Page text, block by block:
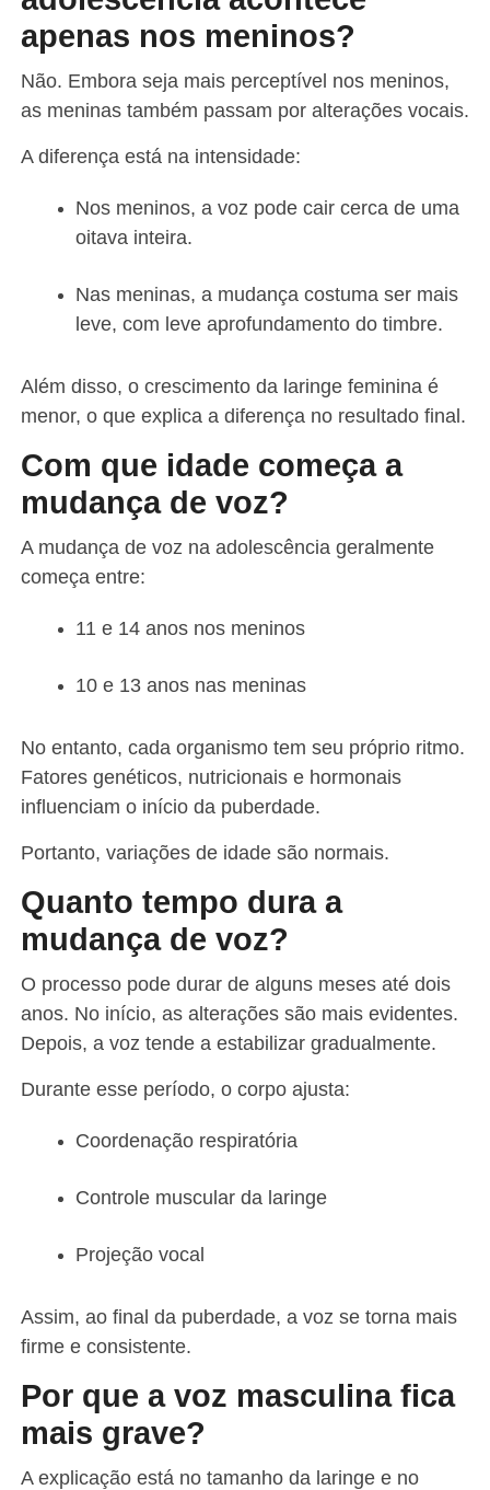
apenas nos meninos?
Não. Embora seja mais perceptível nos meninos,
as meninas também passam por alterações vocais.
A diferença está na intensidade:
Nos meninos, a voz pode cair cerca de uma
oitava inteira.
Nas meninas, a mudança costuma ser mais
leve, com leve aprofundamento do timbre.
Além disso, o crescimento da laringe feminina é
menor, o que explica a diferença no resultado final.
Com que idade começa a
mudança de voz?
A mudança de voz na adolescência geralmente
começa entre:
11 e 14 anos nos meninos
10 e 13 anos nas meninas
No entanto, cada organismo tem seu próprio ritmo.
Fatores genéticos, nutricionais e hormonais
influenciam o início da puberdade.
Portanto, variações de idade são normais.
Quanto tempo dura a
mudança de voz?
O processo pode durar de alguns meses até dois
anos. No início, as alterações são mais evidentes.
Depois, a voz tende a estabilizar gradualmente.
Durante esse período, o corpo ajusta:
Coordenação respiratória
Controle muscular da laringe
Projeção vocal
Assim, ao final da puberdade, a voz se torna mais
firme e consistente.
Por que a voz masculina fica
mais grave?
A explicação está no tamanho da laringe e no